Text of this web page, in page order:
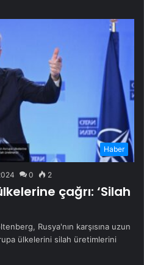
Haber
0 2
çağrı: ‘Silah
Rusya'nın karşısına uzun
ülkelerini silah üretimlerini